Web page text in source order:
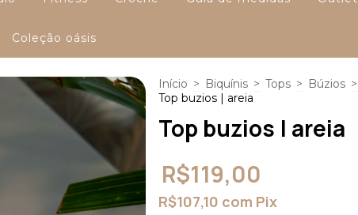
Coleção oásis
Início > Biquínis > Tops > Búzios >
Top buzios | areia
Top buzios | areia
R$119,00
R$107,10 com Pix